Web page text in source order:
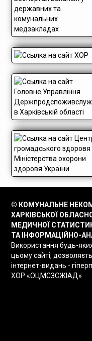
© КОМУНАЛЬНЕ
ХАРКІВСЬКОЇ
МЕДИЧНОЇ
ТА ІНФОРМАЦІЙНО-
Використання будь-
цьому сайті,
інтернет-видань -
ХОР «ОЦМСЗСЖІАД»